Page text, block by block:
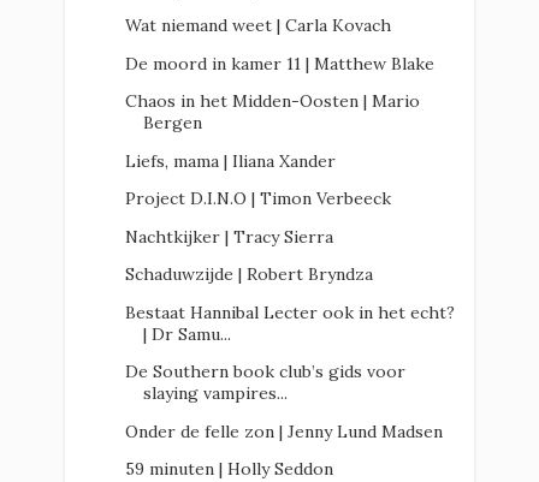
Wat niemand weet | Carla Kovach
De moord in kamer 11 | Matthew Blake
Chaos in het Midden-Oosten | Mario
Bergen
Liefs, mama | Iliana Xander
Project D.I.N.O | Timon Verbeeck
Nachtkijker | Tracy Sierra
Schaduwzijde | Robert Bryndza
Bestaat Hannibal Lecter ook in het echt?
| Dr Samu...
De Southern book club’s gids voor
slaying vampires...
Onder de felle zon | Jenny Lund Madsen
59 minuten | Holly Seddon